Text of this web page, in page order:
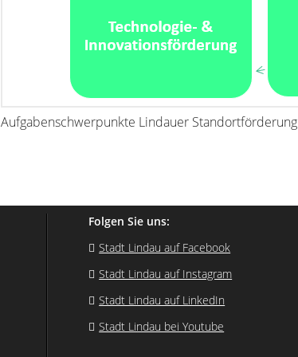
Aufgabenschwerpunkte Lindauer Standortförderung
Folgen Sie uns:
Stadt Lindau auf Facebook
Stadt Lindau auf Instagram
Stadt Lindau auf LinkedIn
Stadt Lindau bei Youtube